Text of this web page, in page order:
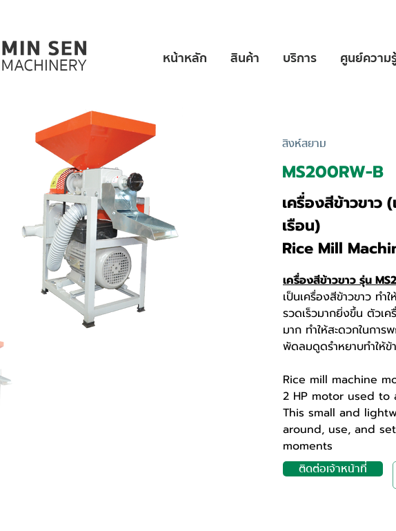
หน้าหลัก สินค้า บริการ ศูนย์ความ
สิงห์สยาม
MS200RW-B
เครื่องสีข้าวขาว
เรือน)
Rice Mill
เครื่องสีข้าวขาว รุ่น
เป็นเครื่องสีข้าวขาว ทำ
รวดเร็วมากยิ่งขึ้น ตัวเ
มาก ทำให้สะดวกในกา
พัดลมดูดรำหยาบทำให้ข้
Rice mill machine
2 HP motor used to
This small and
around, use, and
moments
ติดต่อเจ้าหน้าที่